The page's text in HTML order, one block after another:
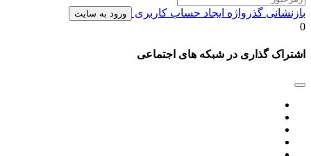
بازنشانی گذرواژه ایجاد حساب کاربری ورود به سایت
0
اشتراک گذاری در شبکه های اجتماعی